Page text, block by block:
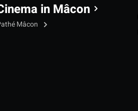
in Mâcon
Mâcon